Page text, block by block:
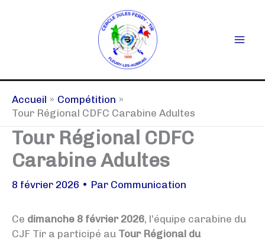
Accueil
Compétition
Tour Régional CDFC Carabine Adultes
Tour Régional CDFC
Carabine Adultes
8 février 2026 • Par Communication
Ce dimanche 8 février 2026, l’équipe carabine du
CJF Tir a participé au Tour Régional du